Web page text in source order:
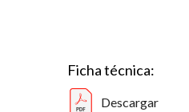
Ficha técnica:
Descargar